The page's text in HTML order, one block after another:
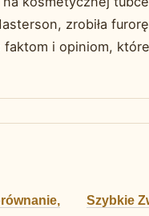
zrobiła
i opiniom,
Szybkie